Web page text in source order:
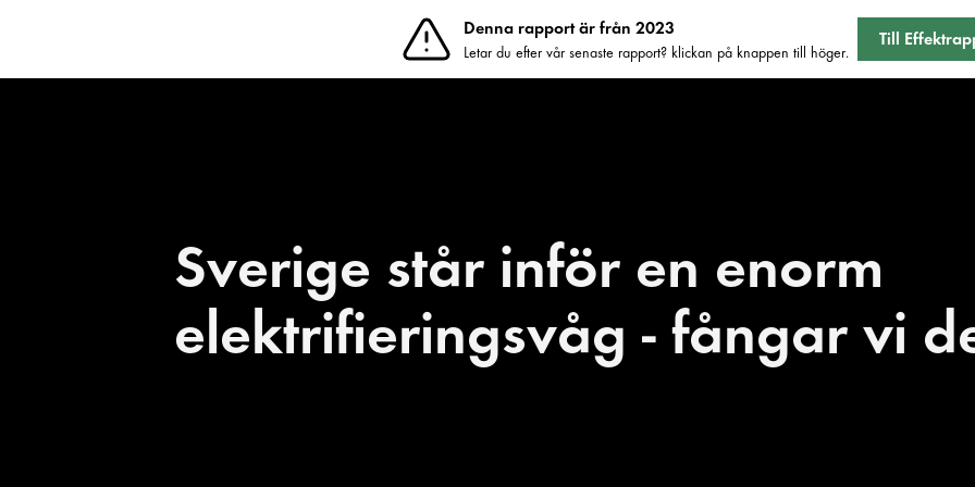
Denna rapport är från 2023
Letar du efter vår senaste rapport? klickan på knappen till höger.
Till
Sverige står inför en enorm
elektrifieringsvåg - fångar vi d